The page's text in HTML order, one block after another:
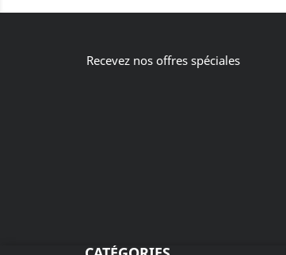
Recevez nos offres spéciales